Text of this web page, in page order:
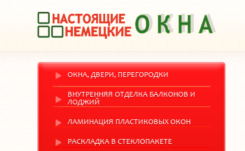
ОКНА, ДВЕРИ, ПЕРЕГОРОДКИ
ВНУТРЕННЯЯ ОТДЕЛКА БАЛКОНОВ И
ЛОДЖИЙ
ЛАМИНАЦИЯ ПЛАСТИКОВЫХ ОКОН
РАСКЛАДКА В СТЕКЛОПАКЕТЕ